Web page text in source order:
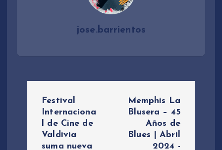
jose.barrientos
Festival
Internaciona
l de Cine de
Valdivia
suma nueva
Memphis La
Blusera – 45
Años de
Blues | Abril
2024 -